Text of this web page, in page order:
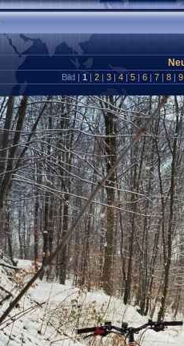
Bild | 1 | 2 | 3 | 4 | 5 | 6 | 7 | 8 |